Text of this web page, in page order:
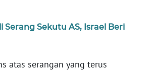
Serang Sekutu AS, Israel Beri
atas serangan yang terus